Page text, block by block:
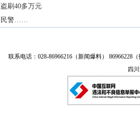
刷40多万元
民警……
联系电话：028-86966216（新闻爆料） 86966228
四